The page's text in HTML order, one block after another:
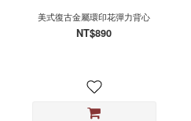
美式復古金屬環印花彈力背心
NT$890